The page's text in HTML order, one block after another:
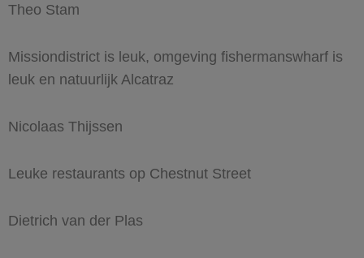
Theo Stam
Missiondistrict is leuk, omgeving fishermanswharf is
leuk en natuurlijk Alcatraz
Nicolaas Thijssen
Leuke restaurants op Chestnut Street
Dietrich van der Plas